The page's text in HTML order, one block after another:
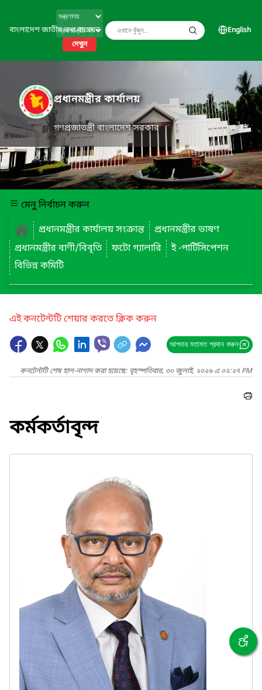
বাংলাদেশ জাতীয় তথ্য বাতায়ন
দেখুন
English
প্রধানমন্ত্রীর কার্যালয়
গণপ্রজাতন্ত্রী বাংলাদেশ সরকার
মেনু নির্বাচন করুন
প্রধানমন্ত্রীর কার্যালয় সংক্রান্ত
প্রধানমন্ত্রীর ভাষণ
প্রধানমন্ত্রীর বাণী/বিবৃতি
ফটো গ্যালারি
ই -পার্টিসিপেশন
বিভিন্ন কমিটি
এই কনটেন্টটি শেয়ার করতে ক্লিক করুন
আপনার মতামত প্রদান করুন
কনটেন্টটি শেষ হাল-নাগাদ করা হয়েছে: বৃহস্পতিবার, ৩০ জুলাই, ২০২৬ এ ০২:২৭ PM
কর্মকর্তাবৃন্দ